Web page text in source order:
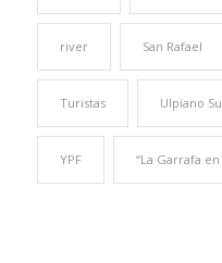
river San Rafael
Turistas Ulpiano
YPF “La Garrafa